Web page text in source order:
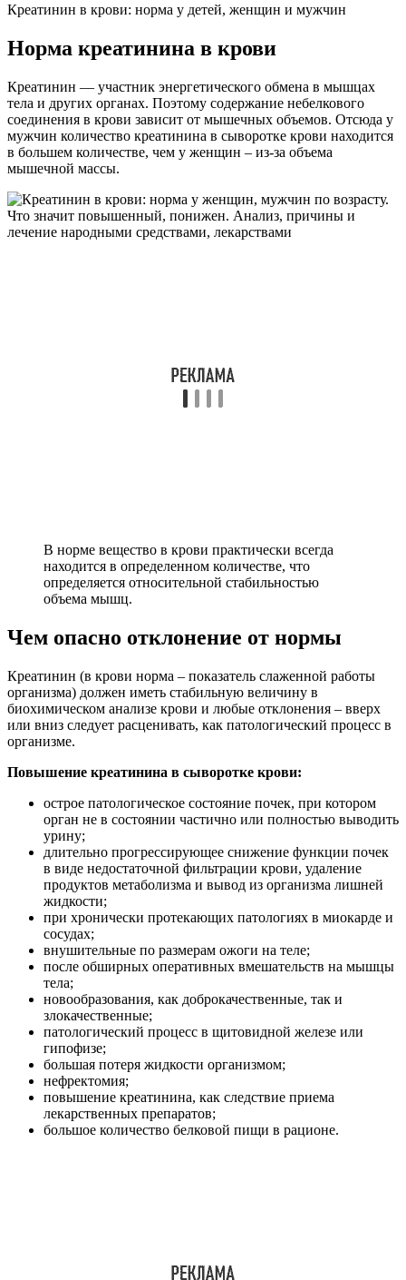
Креатинин в крови: норма у детей, женщин и мужчин
Норма креатинина в крови
Креатинин — участник энергетического обмена в мышцах
тела и других органах. Поэтому содержание небелкового
соединения в крови зависит от мышечных объемов. Отсюда у
мужчин количество креатинина в сыворотке крови находится
в большем количестве, чем у женщин – из-за объема
мышечной массы.
В норме вещество в крови практически всегда
находится в определенном количестве, что
определяется относительной стабильностью
объема мышц.
Чем опасно отклонение от нормы
Креатинин (в крови норма – показатель слаженной работы
организма) должен иметь стабильную величину в
биохимическом анализе крови и любые отклонения – вверх
или вниз следует расценивать, как патологический процесс в
организме.
Повышение креатинина в сыворотке крови:
острое патологическое состояние почек, при котором
орган не в состоянии частично или полностью выводить
урину;
длительно прогрессирующее снижение функции почек
в виде недостаточной фильтрации крови, удаление
продуктов метаболизма и вывод из организма лишней
жидкости;
при хронически протекающих патологиях в миокарде и
сосудах;
внушительные по размерам ожоги на теле;
после обширных оперативных вмешательств на мышцы
тела;
новообразования, как доброкачественные, так и
злокачественные;
патологический процесс в щитовидной железе или
гипофизе;
большая потеря жидкости организмом;
нефректомия;
повышение креатинина, как следствие приема
лекарственных препаратов;
большое количество белковой пищи в рационе.